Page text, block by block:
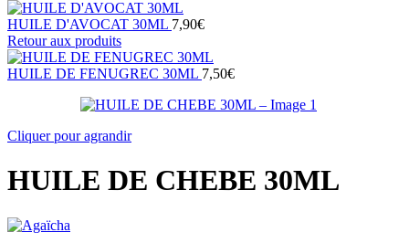
HUILE D'AVOCAT 30ML 7,90€
Retour aux produits
HUILE DE FENUGREC 30ML 7,50€
Cliquer pour agrandir
HUILE DE CHEBE 30ML